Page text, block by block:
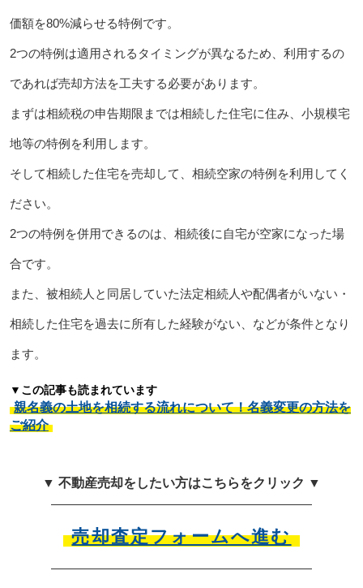
価額を80%減らせる特例です。
2つの特例は適用されるタイミングが異なるため、利用するの
であれば売却方法を工夫する必要があります。
まずは相続税の申告期限までは相続した住宅に住み、小規模宅
地等の特例を利用します。
そして相続した住宅を売却して、相続空家の特例を利用してく
ださい。
2つの特例を併用できるのは、相続後に自宅が空家になった場
合です。
また、被相続人と同居していた法定相続人や配偶者がいない・
相続した住宅を過去に所有した経験がない、などが条件となり
ます。
▼この記事も読まれています
親名義の土地を相続する流れについて！名義変更の方法を
ご紹介
▼ 不動産売却をしたい方はこちらをクリック ▼
売却査定フォームへ進む